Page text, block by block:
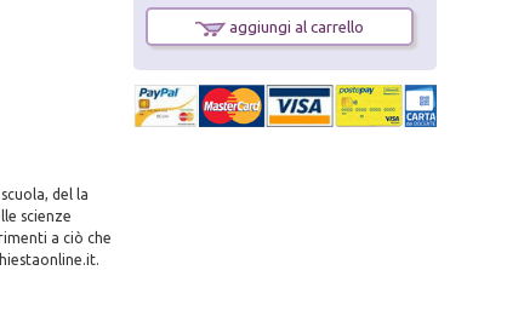
del la
scienze
a ciò che
aggiungi al carrello
Sarai informato delle nostre novità, potrai
comunque cancellarti quando desideri.
modulo di iscrizione